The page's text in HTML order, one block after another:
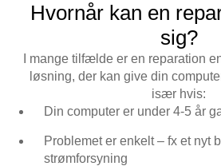
Hvornår kan en
sig?
I mange tilfælde er en reparation
løsning, der kan give din
især hvis:
Din computer er under 4-5 år
Problemet er enkelt – fx et nyt
strømforsyning